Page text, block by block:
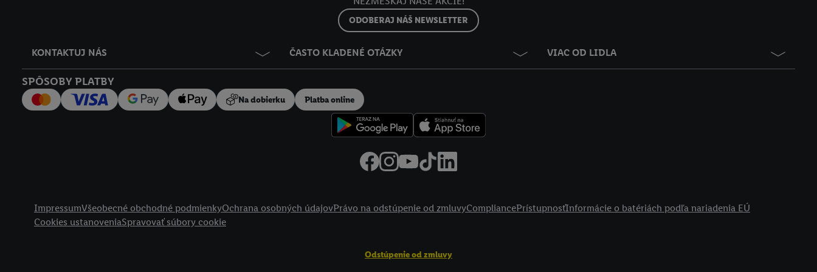
ODOBERAJ NÁŠ NEWSLETTER
KONTAKTUJ NÁS ČASTO KLADENÉ OTÁZKY VIAC OD LIDLA
SPÔSOBY PLATBY
Na dobierku Platba online
ImpressumVšeobecné obchodné podmienkyOchrana osobných údajovPrávo na odstúpenie od zmluvyCompliancePrístupnosťInformácie o batériách podľa nariadenia EÚ
Cookies ustanoveniaSpravovať súbory cookie
Odstúpenie od zmluvy